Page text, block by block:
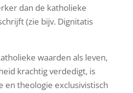
dan de katholieke
(zie bijv. Dignitatis
waarden als leven,
krachtig verdedigt, is
en theologie exclusivistisch